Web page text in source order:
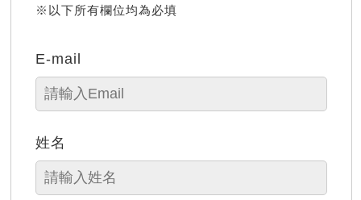
※以下所有欄位均為必填
E-mail
姓名